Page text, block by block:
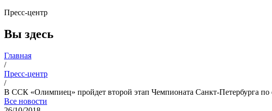
Пресс-центр
Вы здесь
Главная
/
Пресс-центр
/
В ССК «Олимпиец» пройдет второй этап Чемпионата Санкт-Петербурга по
Все новости